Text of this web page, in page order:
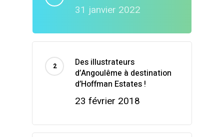
31 janvier 2022
Des illustrateurs
d’Angoulême à destination
d’Hoffman Estates !
23 février 2018